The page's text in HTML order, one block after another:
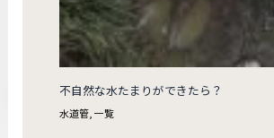
不自然な水たまりができたら？
水道管 ,一覧